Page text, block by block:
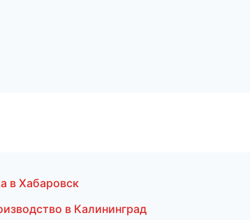
в Хабаровск
в Калининград